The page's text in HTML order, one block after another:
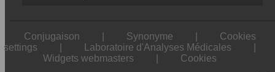
Conjugaison Synonyme
Cookies
settings
Laboratoire d'Analyses Médicales
Widgets webmasters
Cookies